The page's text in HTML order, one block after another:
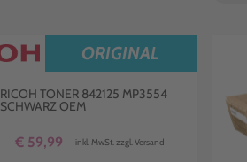
ORIGINAL
RICOH TONER 842125 MP3554
SCHWARZ OEM
€ 59,99 inkl. MwSt. zzgl. Versand